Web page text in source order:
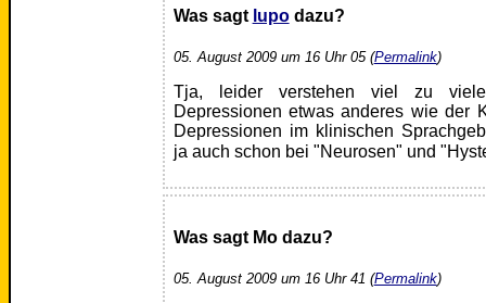
Was sagt lupodazu?
05. August 2009 um 16 Uhr 05 (Permalink)
Tja, leider verstehen viel zu
Depressionen etwas anderes wie der
Depressionen im klinischen
ja auch schon bei "Neurosen" und
Was sagt Mo dazu?
05. August 2009 um 16 Uhr 41 (Permalink)